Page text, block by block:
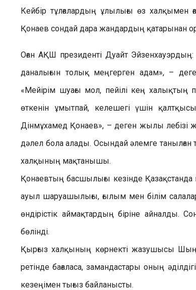
Кейбір тұлғалардың ұлылығы өз халқымен
Қонаев сондай дара жандардың қатарынан
Оған АҚШ президенті Дуайт
даналығын толық меңгерген адам», –
«Мейірім шуағы мол, пейілі кең халықтың
өткенін ұмытпай, келешегі үшін
Дінмұхамед Қонаев», – деген жылы
дәлел бола алады. Осындай әлемге танылған
халқының мақтанышы.
Қонаевтың басшылығы кезінде Қазақстанда
ауыл шаруашылығы, ғылым мен білім
өндірістік аймақтардың біріне
бөлінді.
Қырғыз халқының көрнекті жазушысы
ретінде бағаласа, замандастары оның
кезеңімен тығыз байланысты.